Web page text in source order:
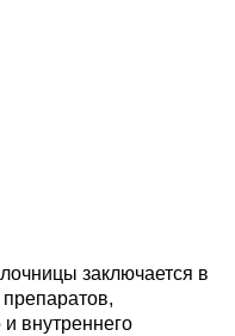
заключается в
внутреннего